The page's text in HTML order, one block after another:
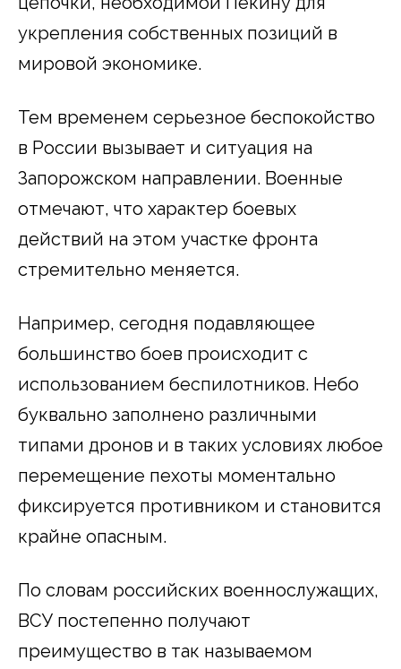
укрепления собственных позиций в
мировой экономике.
Тем временем серьезное беспокойство
в России вызывает и ситуация на
Запорожском направлении. Военные
отмечают, что характер боевых
действий на этом участке фронта
стремительно меняется.
Например, сегодня подавляющее
большинство боев происходит с
использованием беспилотников. Небо
буквально заполнено различными
типами дронов и в таких условиях любое
перемещение пехоты моментально
фиксируется противником и становится
крайне опасным.
По словам российских военнослужащих,
ВСУ постепенно получают
преимущество в так называемом